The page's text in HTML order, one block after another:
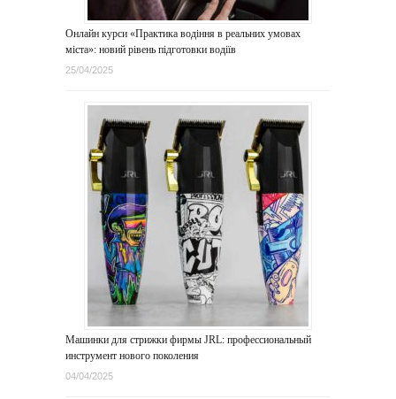
Онлайн курси «Практика водіння в реальних умовах
міста»: новий рівень підготовки водіїв
25/04/2025
Машинки для стрижки фирмы JRL: профессиональный
инструмент нового поколения
04/04/2025